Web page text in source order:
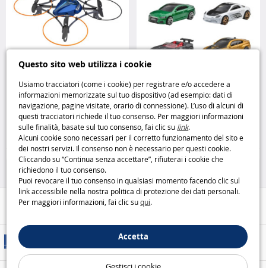
Questo sito web utilizza i cookie
Usiamo tracciatori (come i cookie) per registrare e/o accedere a
informazioni memorizzate sul tuo dispositivo (ad esempio: dati di
navigazione, pagine visitate, orario di connessione). L’uso di alcuni di
questi tracciatori richiede il tuo consenso. Per maggiori informazioni
sulle finalità, basate sul tuo consenso, fai clic su link.
Alcuni cookie sono necessari per il corretto funzionamento del sito e
dei nostri servizi. Il consenso non è necessario per questi cookie.
Cliccando su “Continua senza accettare”, rifiuterai i cookie che
richiedono il tuo consenso.
Puoi revocare il tuo consenso in qualsiasi momento facendo clic sul
link accessibile nella nostra politica di protezione dei dati personali.
Per maggiori informazioni, fai clic suqui.
Accetta
Drone radiocomandato Space
Galaxy Silverlit
26,95€
Droni e modellismo
Hot Wheels Cofanetto 6 Veicoli
Euro velocità e stile da collezione
Hot Wheels
17,95€
Veicoli e circuiti
Aiuto / Contatti
Metodi di consegna